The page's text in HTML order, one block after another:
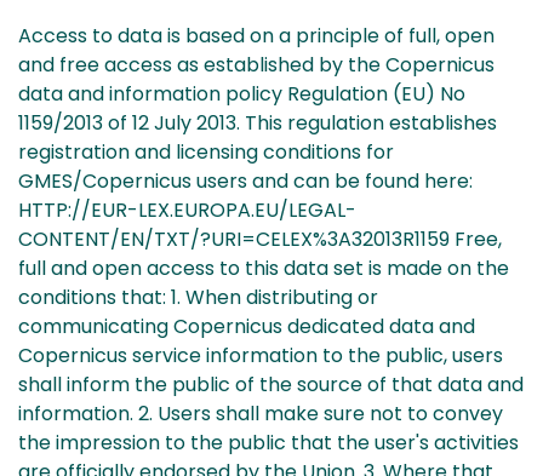
Access to data is based on a principle of full, open
and free access as established by the Copernicus
data and information policy Regulation (EU) No
1159/2013 of 12 July 2013. This regulation establishes
registration and licensing conditions for
GMES/Copernicus users and can be found here:
HTTP://EUR-LEX.EUROPA.EU/LEGAL-
CONTENT/EN/TXT/?URI=CELEX%3A32013R1159 Free,
full and open access to this data set is made on the
conditions that: 1. When distributing or
communicating Copernicus dedicated data and
Copernicus service information to the public, users
shall inform the public of the source of that data and
information. 2. Users shall make sure not to convey
the impression to the public that the user's activities